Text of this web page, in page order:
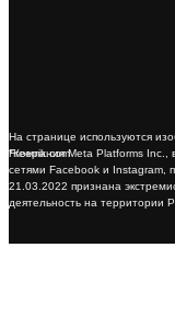
*Компания Meta Platforms
сетями Facebook и Instagram,
21.03.2022 признана
деятельность на территории
На странице используются
Freepik.com